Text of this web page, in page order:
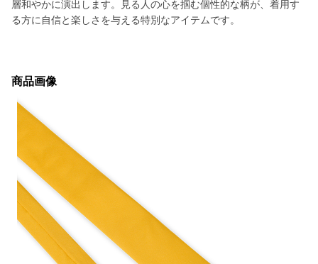
層和やかに演出します。見る人の心を掴む個性的な柄が、着用す
る方に自信と楽しさを与える特別なアイテムです。
商品画像